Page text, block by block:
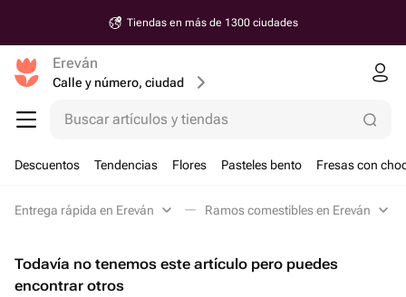
Tiendas en más de 1300 ciudades
Ereván
Calle y número, ciudad
Buscar artículos y tiendas
Descuentos Tendencias Flores Pasteles bento Fresas con
Entrega rápida en Ereván Ramos comestibles en Ereván
Todavía no tenemos este artículo pero puedes
encontrar otros